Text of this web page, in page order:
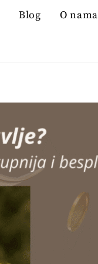
Blog O nama